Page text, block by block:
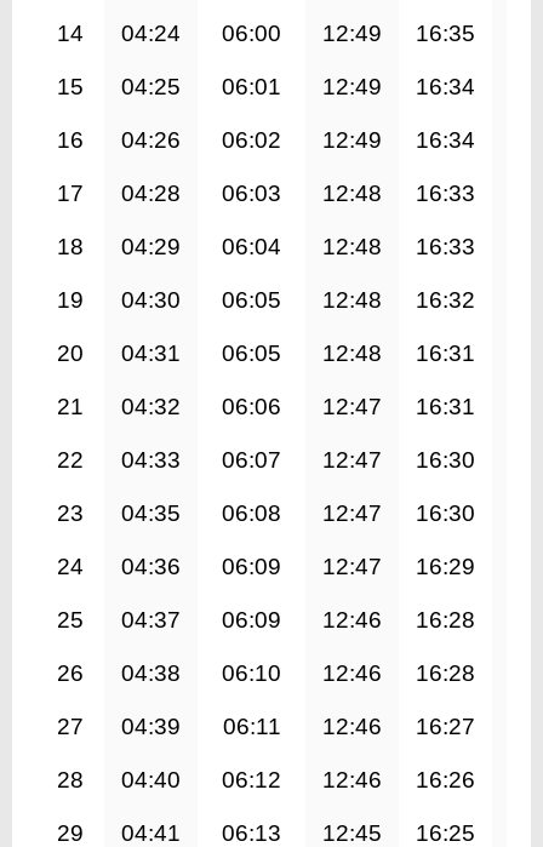
14 04:24 06:00 12:49 16:35
15 04:25 06:01 12:49 16:34
16 04:26 06:02 12:49 16:34
17 04:28 06:03 12:48 16:33
18 04:29 06:04 12:48 16:33
19 04:30 06:05 12:48 16:32
20 04:31 06:05 12:48 16:31
21 04:32 06:06 12:47 16:31
22 04:33 06:07 12:47 16:30
23 04:35 06:08 12:47 16:30
24 04:36 06:09 12:47 16:29
25 04:37 06:09 12:46 16:28
26 04:38 06:10 12:46 16:28
27 04:39 06:11 12:46 16:27
28 04:40 06:12 12:46 16:26
29 04:41 06:13 12:45 16:25